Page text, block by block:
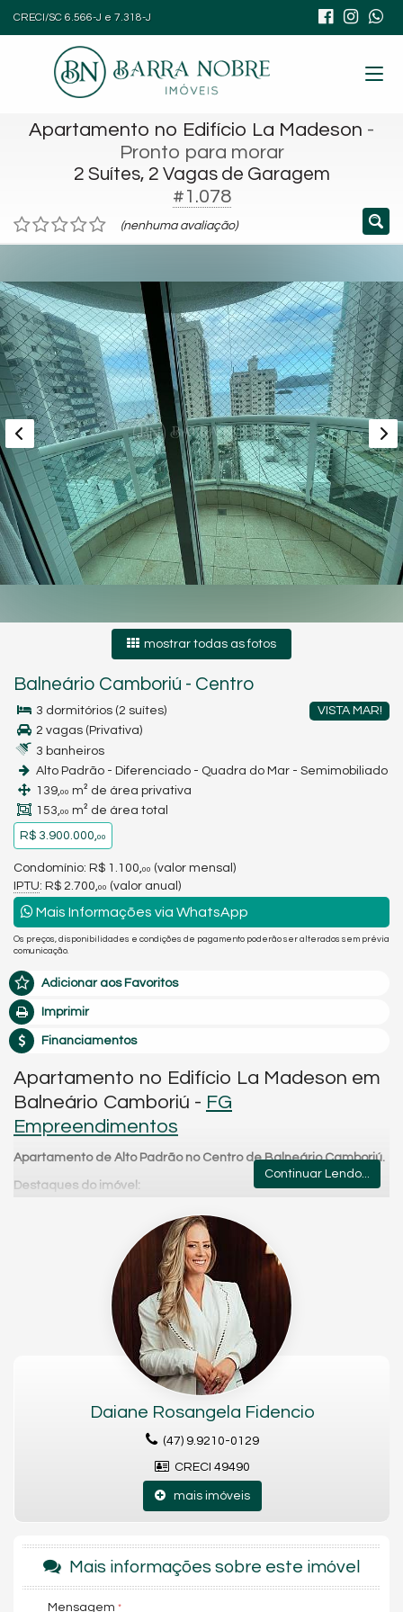
CRECI/SC 6.566-J e 7.318-J
Apartamento no Edifício La Madeson -
Pronto para morar
2 Suítes, 2 Vagas de Garagem
#1.078
(nenhuma avaliação)
mostrar todas as fotos
Balneário Camboriú - Centro
VISTA MAR!
3 dormitórios (2 suítes)
2 vagas (Privativa)
3 banheiros
Alto Padrão - Diferenciado - Quadra do Mar - Semimobiliado
139,00 m² de área privativa
153,00 m² de área total
R$ 3.900.000,00
Condomínio: R$ 1.100, 00 (valor mensal)
IPTU: R$ 2.700, 00 (valor anual)
Mais Informações via WhatsApp
Os preços, disponibilidades e condições de pagamento poderão ser alterados sem prévia
comunicação.
Adicionar aos Favoritos
Imprimir
Financiamentos
Apartamento no Edifício La Madeson em
Balneário Camboriú - FG
Empreendimentos
Apartamento de Alto Padrão no Centro de Balneário Camboriú.
Destaques do imóvel:
Ampla área social integrada;
2 vagas de garagem;
Acabamentos de alto padrão;
Empreendimento com área de lazer completa;
Localização privilegiada.
Acabamento em Gesso
Móveis Planejados
Continuar Lendo...
Daiane Rosangela Fidencio
(47) 9.9210-0129
CRECI 49490
mais imóveis
Mais informações sobre este imóvel
Mensagem